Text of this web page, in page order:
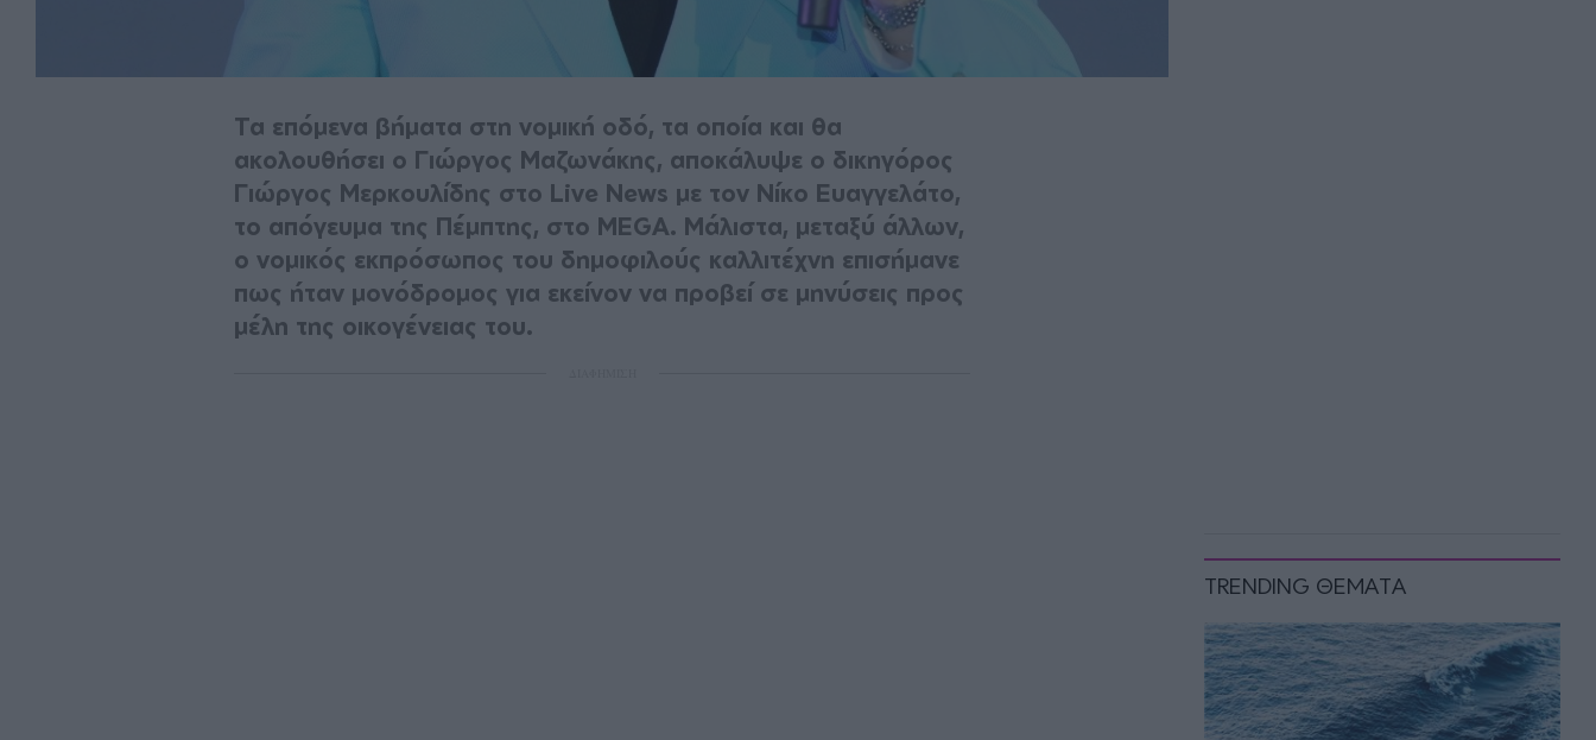
TRENDING ΘΕΜΑΤΑ
Τα επόμενα βήματα στη νομική οδό, τα οποία και θα
ακολουθήσει ο Γιώργος Μαζωνάκης, αποκάλυψε ο δικηγόρος
Γιώργος Μερκουλίδης στο Live News με τον Νίκο Ευαγγελάτο,
το απόγευμα της Πέμπτης, στο MEGA. Μάλιστα, μεταξύ άλλων,
ο νομικός εκπρόσωπος του δημοφιλούς καλλιτέχνη επισήμανε
πως ήταν μονόδρομος για εκείνον να προβεί σε μηνύσεις προς
μέλη της οικογένειας του.